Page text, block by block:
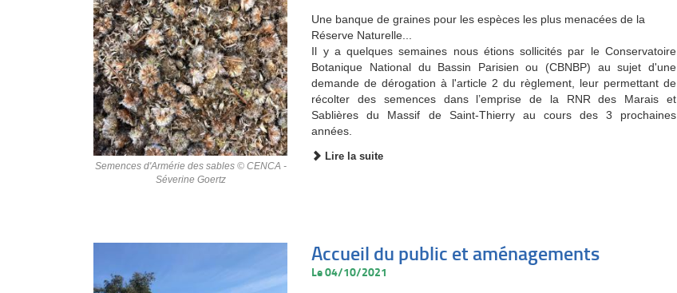
Semences d'Armérie des sables © CENCA -
Séverine Goertz
Une banque de graines pour les espèces les plus menacées de la
Réserve Naturelle...
Il y a quelques semaines nous étions sollicités par le Conservatoire
Botanique National du Bassin Parisien ou (CBNBP) au sujet d'une
demande de dérogation à l'article 2 du règlement, leur permettant de
récolter des semences dans l’emprise de la RNR des Marais et
Sablières du Massif de Saint-Thierry au cours des 3 prochaines
années.
Lire la suite
Accueil du public et aménagements
Le 04/10/2021